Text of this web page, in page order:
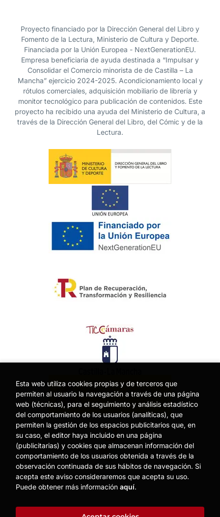
Proyecto financiado por la Dirección General del Libro y
Fomento de la Lectura, Ministerio de Cultura y Deporte.
Financiada por la Unión Europea - NextGenerationEU.
Empresa beneficiaria de ayuda destinada a “Impulsar y
Consolidar el Comercio minorista de de Castilla – La
Mancha” ejercicio 2024-2025. Acondicionamiento local y
rótulos comerciales, adquisición mobiliario de librería y
monitor tecnológico para publicación de contenidos. Este
proyecto ha recibido una ayuda del Ministerio de Cultura, a
través de la Dirección General del Libro, del Cómic y de la
Lectura.
Esta web utiliza cookies propias y de terceros que
permiten al usuario la navegación a través de una página
web (técnicas), para el seguimiento y análisis estadístico
del comportamiento de los usuarios (analíticas), que
permiten la gestión de los espacios publicitarios que, en
su caso, el editor haya incluido en una página
(publicitarias) y cookies que almacenan información del
comportamiento de los usuarios obtenida a través de la
observación continuada de sus hábitos de navegación. Si
acepta este aviso consideraremos que acepta su uso.
Puede obtener más información aquí.